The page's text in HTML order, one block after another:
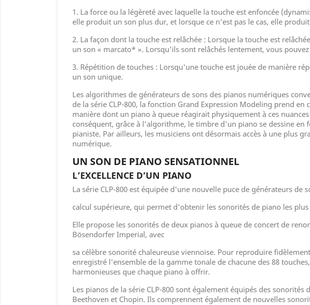
1. La force ou la légèreté avec laquelle la touche est enfoncée
elle produit un son plus dur, et lorsque ce n'est pas le cas, elle
2. La façon dont la touche est relâchée : Lorsque la touche est
un son « marcato* ». Lorsqu'ils sont relâchés lentement, vous
3. Répétition de touches : Lorsqu'une touche est jouée de manière
un son unique.
Les algorithmes de générateurs de sons des pianos numériques
de la série CLP-800, la fonction Grand Expression Modeling prend
manière dont un piano à queue réagirait physiquement à ces
conséquent, grâce à l’algorithme, le timbre d’un piano se dessine
pianiste. Par ailleurs, les musiciens ont désormais accès à une plus
numérique.
UN SON DE PIANO SENSATIONNEL
L’EXCELLENCE D’UN PIANO
La série CLP-800 est équipée d'une nouvelle puce de générateurs de
calcul supérieure, qui permet d'obtenir les sonorités de piano les
Elle propose les sonorités de deux pianos à queue de concert de
Bösendorfer Imperial, avec
sa célèbre sonorité chaleureuse viennoise. Pour reproduire
enregistré l'ensemble de la gamme tonale de chacune des 88
harmonieuses que chaque piano à offrir.
Les pianos de la série CLP-800 sont également équipés des
Beethoven et Chopin. Ils comprennent également de nouvelles